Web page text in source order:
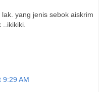
yang jenis sebok aiskrim
..ikikiki.
9:29 AM